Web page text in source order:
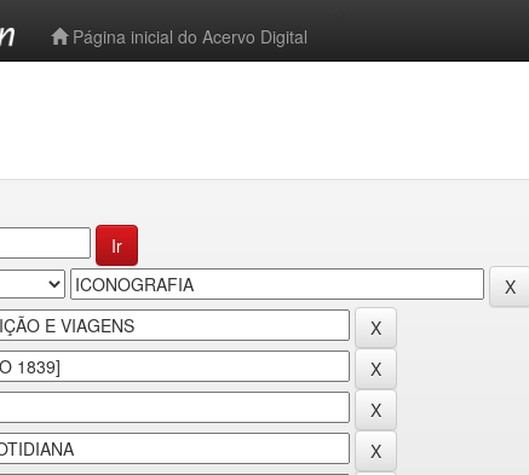
Página inicial do Acervo Digital